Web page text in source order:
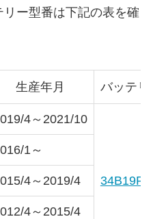
ー型番は下記の表を確
生産年月 バッテリ
4～2021/10
34B19R
1～
4～2019/4
4～2015/4